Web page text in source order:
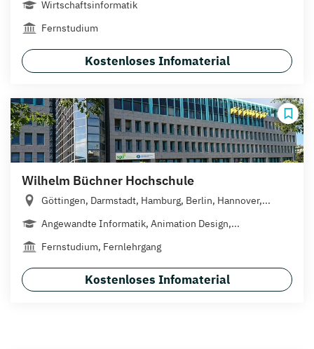
Wirtschaftsinformatik
Fernstudium
Kostenloses Infomaterial
Wilhelm Büchner Hochschule
Göttingen, Darmstadt, Hamburg, Berlin, Hannover,...
Angewandte Informatik, Animation Design,...
Fernstudium, Fernlehrgang
Kostenloses Infomaterial